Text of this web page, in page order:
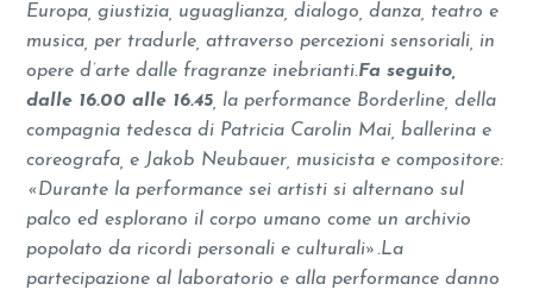
Europa, giustizia, uguaglianza, dialogo, danza, teatro e
musica, per tradurle, attraverso percezioni sensoriali, in
opere d’arte dalle fragranze inebrianti.Fa seguito,
dalle 16.00 alle 16.45 , la performance Borderline, della
compagnia tedesca di Patricia Carolin Mai, ballerina e
coreografa, e Jakob Neubauer, musicista e compositore:
«Durante la performance sei artisti si alternano sul
palco ed esplorano il corpo umano come un archivio
popolato da ricordi personali e culturali».La
partecipazione al laboratorio e alla performance danno